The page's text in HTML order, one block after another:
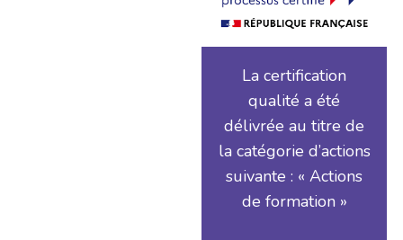
La certification
qualité a été
délivrée au titre de
la catégorie d’actions
suivante : « Actions
de formation »